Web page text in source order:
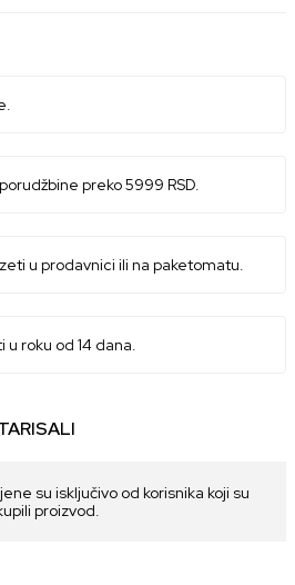
preko 5999 RSD.
u prodavnici ili na paketomatu.
roku od 14 dana.
su isključivo od korisnika koji su
proizvod.